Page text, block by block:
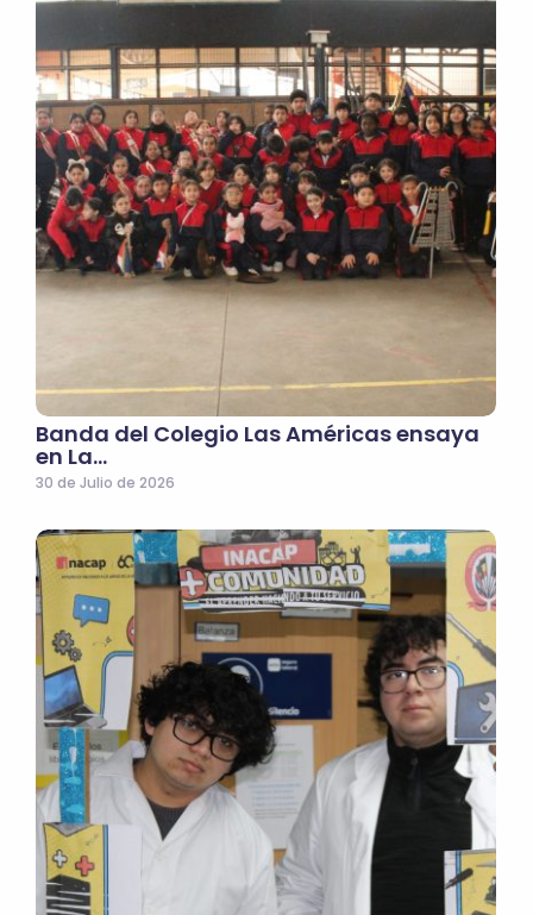
Banda del Colegio Las Américas ensaya
en La…
30 de Julio de 2026